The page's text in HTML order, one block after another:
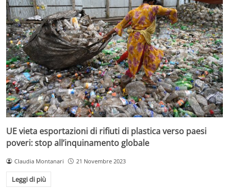
UE vieta esportazioni di rifiuti di plastica verso paesi
poveri: stop all’inquinamento globale
Claudia Montanari 21 Novembre 2023
Leggi di più